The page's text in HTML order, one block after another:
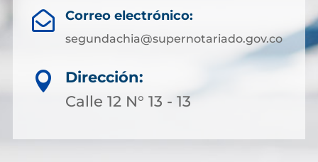
 Correo electrónico:
segundachia@supernotariado.gov.co

Dirección:
Calle 12 N° 13 - 13